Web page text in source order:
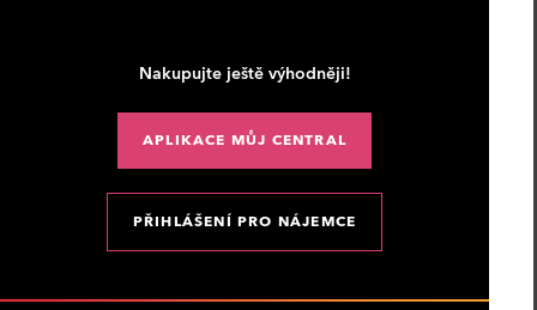
Nakupujte ještě výhodněji!
APLIKACE MŮJ CENTRAL
PŘIHLÁŠENÍ PRO NÁJEMCE